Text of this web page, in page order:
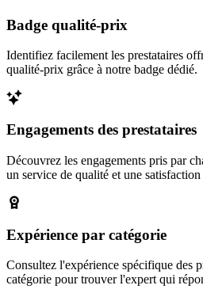
Badge qualité-prix
Identifiez facilement les prestataires
qualité-prix grâce à notre badge dédié.
Engagements des prestataires
Découvrez les engagements pris par
un service de qualité et une
Expérience par catégorie
Consultez l'expérience spécifique des
catégorie pour trouver l'expert qui